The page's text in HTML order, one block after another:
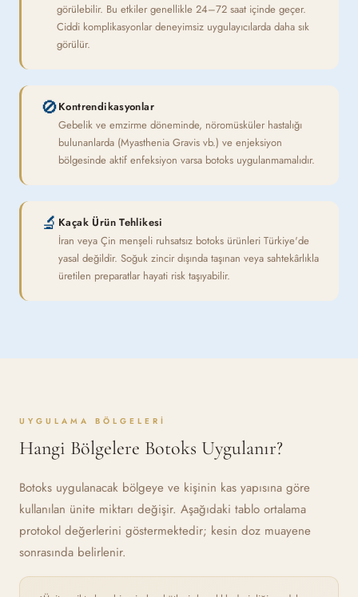
görülebilir. Bu etkiler genellikle 24–72 saat içinde geçer.
Ciddi komplikasyonlar deneyimsiz uygulayıcılarda daha sık
görülür.
🚫Kontrendikasyonlar
Gebelik ve emzirme döneminde, nöromüsküler hastalığı
bulunanlarda (Myasthenia Gravis vb.) ve enjeksiyon
bölgesinde aktif enfeksiyon varsa botoks uygulanmamalıdır.
🔬 Kaçak Ürün Tehlikesi
İran veya Çin menşeli ruhsatsız botoks ürünleri Türkiye'de
yasal değildir. Soğuk zincir dışında taşınan veya sahtekârlıkla
üretilen preparatlar hayati risk taşıyabilir.
UYGULAMA BÖLGELERI
Hangi Bölgelere Botoks Uygulanır?
Botoks uygulanacak bölgeye ve kişinin kas yapısına göre
kullanılan ünite miktarı değişir. Aşağıdaki tablo ortalama
protokol değerlerini göstermektedir; kesin doz muayene
sonrasında belirlenir.